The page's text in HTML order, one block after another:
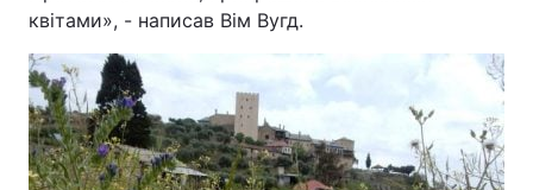
Тема оформлення
квітами», - написав Вім Вугд.